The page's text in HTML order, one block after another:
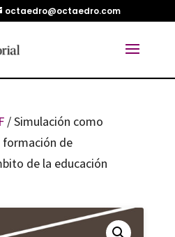
octaedro@octaedro.com
/ Simulación como
de
de la educación